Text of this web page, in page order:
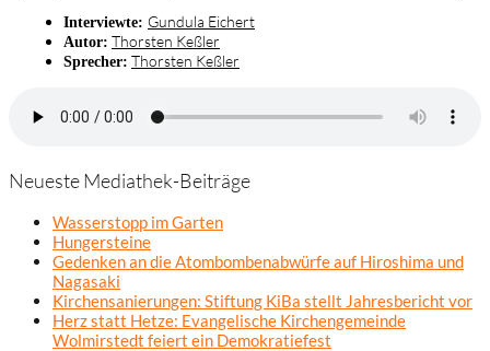
Interviewte: Gundula Eichert
Autor: Thorsten Keßler
Sprecher: Thorsten Keßler
Neueste Mediathek-Beiträge
Wasserstopp im Garten
Hungersteine
Gedenken an die Atombombenabwürfe auf Hiroshima und
Nagasaki
Kirchensanierungen: Stiftung KiBa stellt Jahresbericht vor
Herz statt Hetze: Evangelische Kirchengemeinde
Wolmirstedt feiert ein Demokratiefest